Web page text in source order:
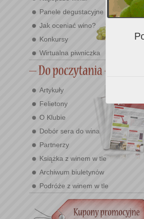
Panele degustacyjne
Jak oceniać wino?
Konkursy
Wirtualna piwniczka
Artykuły
Felietony
O Klubie
Dobór sera do wina
Partnerzy
Książka z winem w tle
Archiwum biuletynów
Podróże z winem w tle